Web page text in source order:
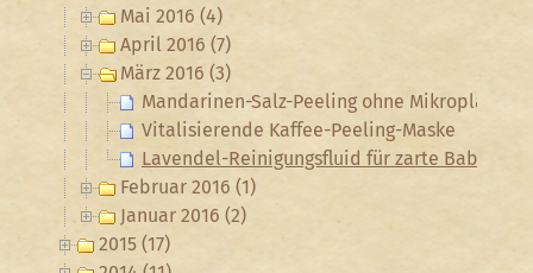
Mai 2016 (4)
April 2016 (7)
März 2016 (3)
Mandarinen-Salz-Peeling ohne Mikroplastik
Vitalisierende Kaffee-Peeling-Maske
Lavendel-Reinigungsfluid für zarte
Februar 2016 (1)
Januar 2016 (2)
2015 (17)